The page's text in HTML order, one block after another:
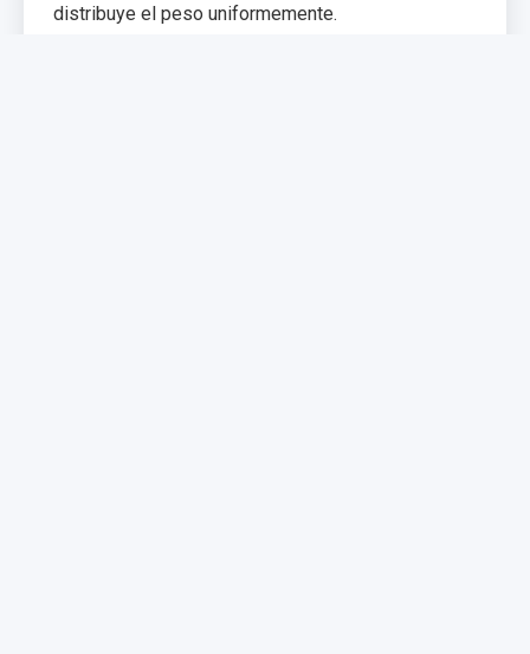
distribuye el peso uniformemente.